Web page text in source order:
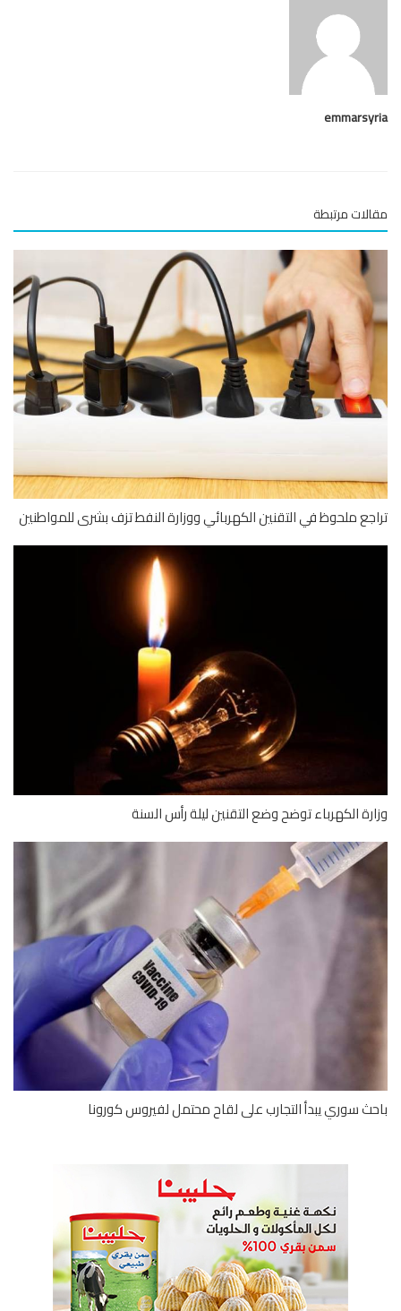
مرتبطة
ملحوظ في التقنين الكهربائي ووزارة النفط تزف بشرى للمواطنين
الكهرباء توضح وضع التقنين ليلة رأس السنة
سوري يبدأ التجارب على لقاح محتمل لفيروس كورونا